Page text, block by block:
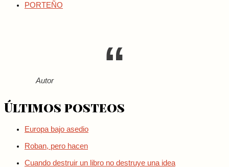
PORTEÑO
Autor
Últimos posteos
Europa bajo asedio
Roban, pero hacen
Cuando destruir un libro no destruye una idea